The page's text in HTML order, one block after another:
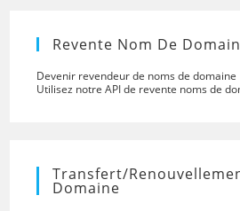
Revente Nom De
Devenir revendeur de noms de domaine
Utilisez notre API de revente noms de
Transfert/
Domaine